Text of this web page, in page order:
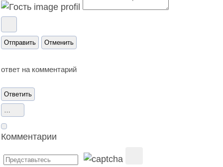
Отправить Отменить
ответ на комментарий
Ответить
Комментарии